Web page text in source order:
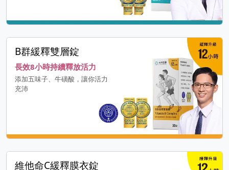
B群緩釋雙層錠
長效8小時持續釋放活力
添加五味子、牛磺酸，讓你活力
充沛
維他命C緩釋膜衣錠